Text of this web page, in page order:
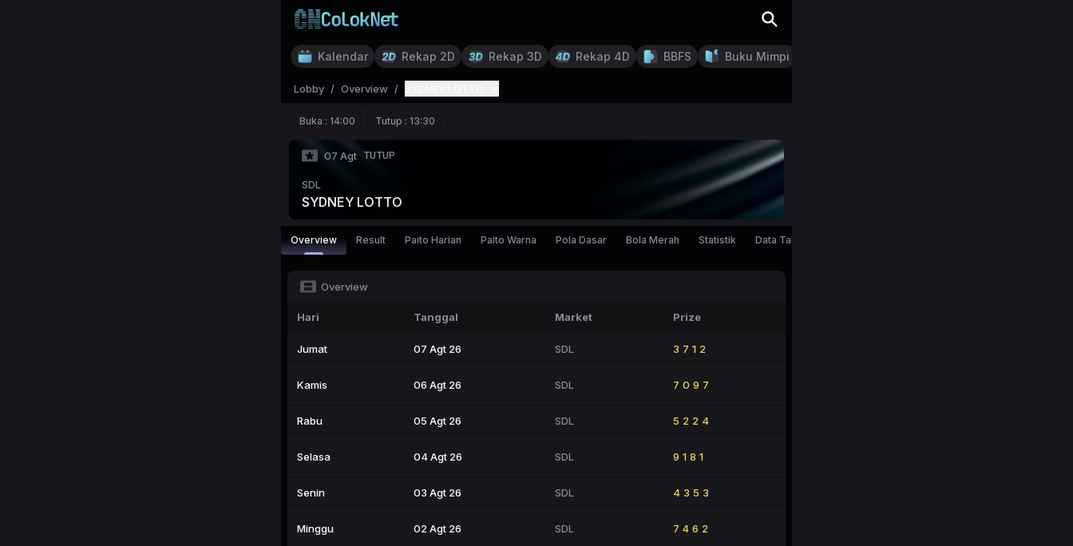
Kalendar Rekap 2D Rekap 3D Rekap 4D BBFS Buku Mimpi
Lobby / Overview /
Buka : 14:00 Tutup : 13:30
07 Agt TUTUP
SDL
SYDNEY LOTTO
Overview Result Paito Harian Paito Warna Pola Dasar Bola Merah Statistik Data Tahunan
Overview
Hari Tanggal Market Prize
Jumat 07 Agt 26 SDL 3712
Kamis 06 Agt 26 SDL 7097
Rabu 05 Agt 26 SDL 5224
Selasa 04 Agt 26 SDL 9181
Senin 03 Agt 26 SDL 4353
Minggu 02 Agt 26 SDL 7462